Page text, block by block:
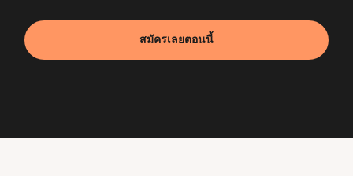
สมัครเลยตอนนี้